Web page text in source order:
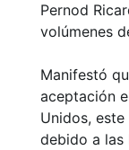
Pernod
volúmenes
Manifestó
aceptación
Unidos,
debido a las